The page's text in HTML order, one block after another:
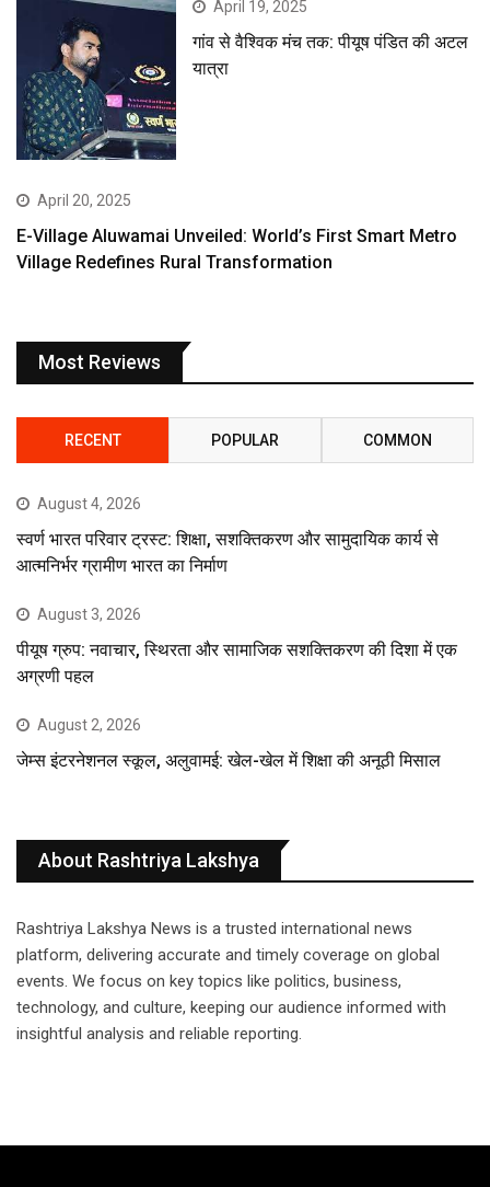
April 19, 2025
गांव से वैश्विक मंच तक: पीयूष पंडित की अटल
यात्रा
April 20, 2025
E-Village Aluwamai Unveiled: World’s First Smart Metro
Village Redefines Rural Transformation
Most Reviews
RECENT POPULAR COMMON
August 4, 2026
स्वर्ण भारत परिवार ट्रस्ट: शिक्षा, सशक्तिकरण और सामुदायिक कार्य से
आत्मनिर्भर ग्रामीण भारत का निर्माण
August 3, 2026
पीयूष ग्रुप: नवाचार, स्थिरता और सामाजिक सशक्तिकरण की दिशा में एक
अग्रणी पहल
August 2, 2026
जेम्स इंटरनेशनल स्कूल, अलुवामई: खेल-खेल में शिक्षा की अनूठी मिसाल
About Rashtriya Lakshya
Rashtriya Lakshya News is a trusted international news
platform, delivering accurate and timely coverage on global
events. We focus on key topics like politics, business,
technology, and culture, keeping our audience informed with
insightful analysis and reliable reporting.